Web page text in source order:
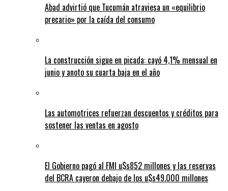
Abad advirtió que Tucumán atraviesa un «equilibrio
precario» por la caída del consumo
La construcción sigue en picada: cayó 4,1% mensual en
junio y anoto su cuarta baja en el año
Las automotrices refuerzan descuentos y créditos para
sostener las ventas en agosto
El Gobierno pagó al FMI u$s852 millones y las reservas
del BCRA cayeron debajo de los u$s49.000 millones